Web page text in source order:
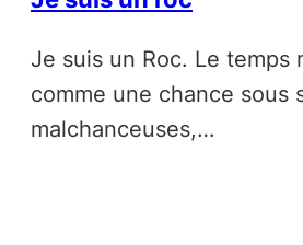
Je suis un Roc. Le temps
comme une chance sous
malchanceuses,…